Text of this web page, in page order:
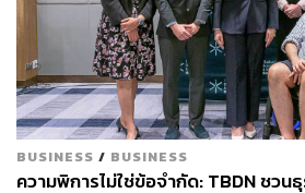
BUSINESS / BUSINESS
ความพิการไม่ใช่ข้อจำกัด: TBDN ชวน